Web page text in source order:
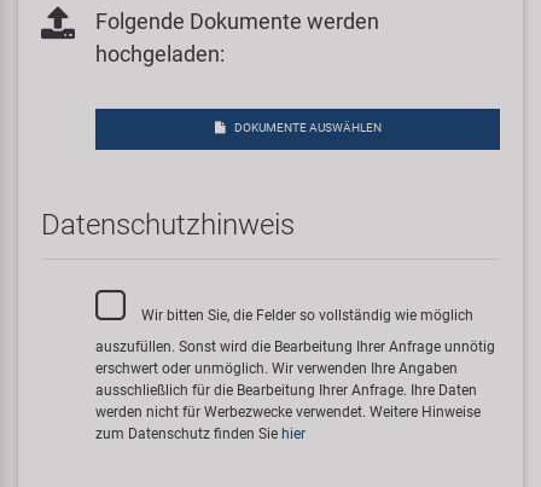
Folgende Dokumente werden
hochgeladen:
DOKUMENTE AUSWÄHLEN
Datenschutzhinweis
Wir bitten Sie, die Felder so vollständig wie möglich
auszufüllen. Sonst wird die Bearbeitung Ihrer Anfrage unnötig
erschwert oder unmöglich. Wir verwenden Ihre Angaben
ausschließlich für die Bearbeitung Ihrer Anfrage. Ihre Daten
werden nicht für Werbezwecke verwendet. Weitere Hinweise
zum Datenschutz finden Sie hier